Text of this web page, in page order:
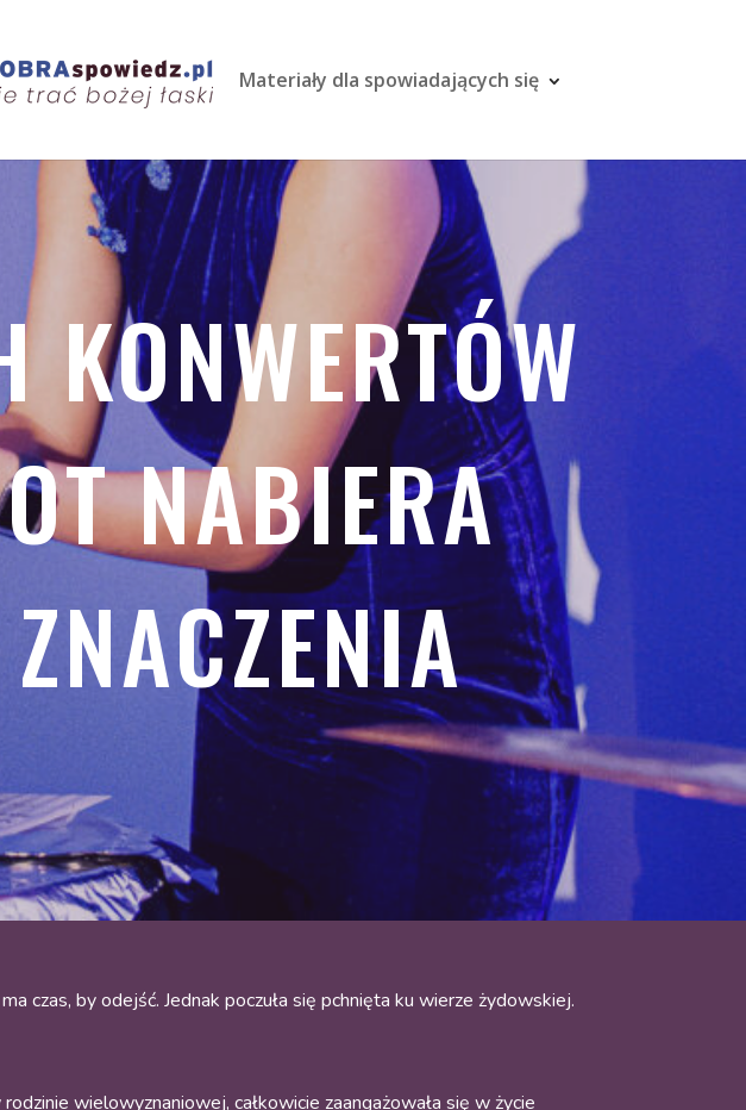
Materiały dla spowiadających się
KONWERTÓW
NABIERA
czas, by odejść. Jednak poczuła się pchnięta ku wierze żydowskiej.
wielowyznaniowej, całkowicie zaangażowała się w życie